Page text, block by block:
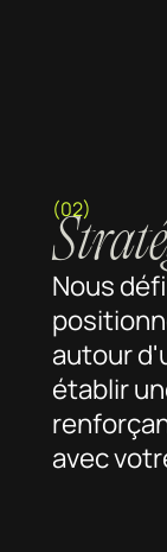
(02)
Nous
autour
établir
avec